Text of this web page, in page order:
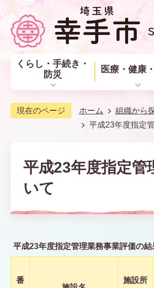
くらし・手続き・
防災
医療・健康
現在のページ ホーム 組織から
平成23年度指定
平成23年度指定管
いて
平成23年度指定管理業務事業評価の結
番
施設所